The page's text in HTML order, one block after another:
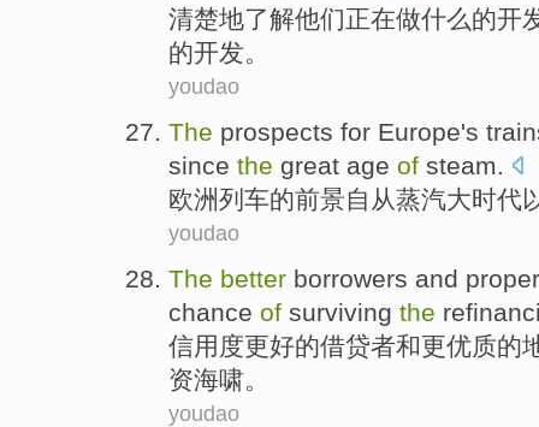
清楚地了解他们正在做什么的开
的开发。
youdao
The prospects for Europe's
since the great age of steam.
欧洲列车的前景自从蒸汽大时代
youdao
The better borrowers and
chance of surviving the
信用度更好的借贷者和更优质的
资海啸。
youdao